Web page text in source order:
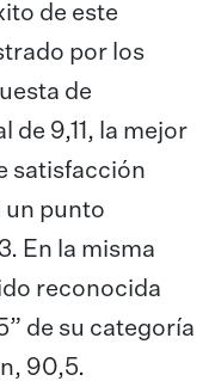
de este
por los
de
de 9,11, la mejor
satisfacción
un punto
En la misma
reconocida
de su categoría
90,5.